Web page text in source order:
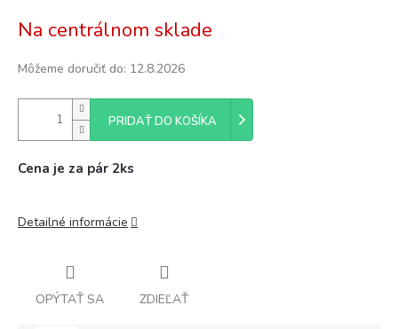
cena:
Na centrálnom sklade
Môžeme doručiť do: 12.8.2026
PRIDAŤ DO KOŠÍKA
Cena je za pár 2ks
Detailné informácie
OPÝTAŤ SA ZDIEĽAŤ